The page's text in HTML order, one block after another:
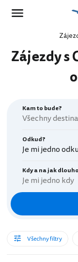
Zájezdy s
Kam to bude?
Odkud?
Je mi jedno
Kdy a na jak
Je mi jedno kdy
Všechny filtry